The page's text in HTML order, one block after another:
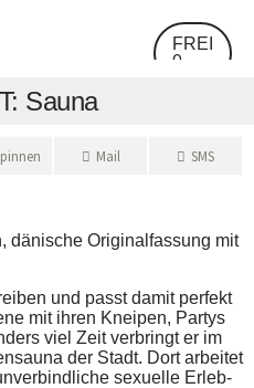
FREI
0
Sauna
Mail SMS
däni­sche Ori­gi­nal­fas­sung mit
und passt damit per­fekt
mit ihren Knei­pen, Par­tys
viel Zeit ver­bringt er im
der Stadt. Dort arbei­tet
sexu­el­le Erleb­